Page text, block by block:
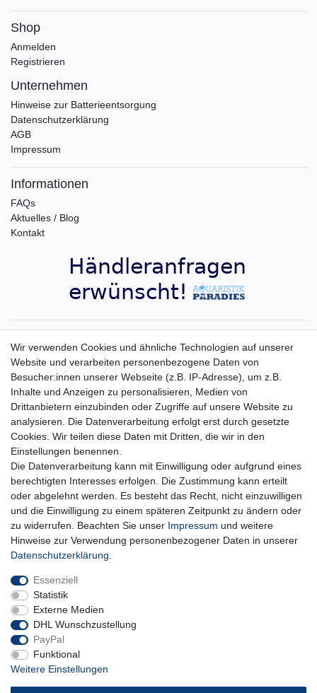
Shop
Anmelden
Registrieren
Unternehmen
Hinweise zur Batterieentsorgung
Datenschutzerklärung
AGB
Impressum
Informationen
FAQs
Aktuelles / Blog
Kontakt
Aquaristik-Paradies Newsletter
E-MAIL **
Newsletter
Honig
Hiermit bestätige ich, dass ich dieDaten­schutz­erklärunggelesen habe. Meine
Einwilligung kann ich jederzeit widerrufen.**
** Hierbei handelt es sich um ein Pflichtfeld.
Impressum Daten­schutz­erklärung AGB
Wir verwenden Cookies und ähnliche Technologien auf unserer
Website und verarbeiten personenbezogene Daten von
Besucher:innen unserer Webseite (z.B. IP-Adresse), um z.B.
Inhalte und Anzeigen zu personalisieren, Medien von
Drittanbietern einzubinden oder Zugriffe auf unsere Website zu
analysieren. Die Datenverarbeitung erfolgt erst durch gesetzte
Cookies. Wir teilen diese Daten mit Dritten, die wir in den
Einstellungen benennen.
Die Datenverarbeitung kann mit Einwilligung oder aufgrund eines
berechtigten Interesses erfolgen. Die Zustimmung kann erteilt
oder abgelehnt werden. Es besteht das Recht, nicht einzuwilligen
und die Einwilligung zu einem späteren Zeitpunkt zu ändern oder
zu widerrufen. Beachten Sie unser Impressum und weitere
Hinweise zur Verwendung personenbezogener Daten in unserer
Daten­schutz­erklärung
Essenziell
Statistik
Externe Medien
DHL Wunschzustellung
PayPal
Funktional
Weitere Einstellungen